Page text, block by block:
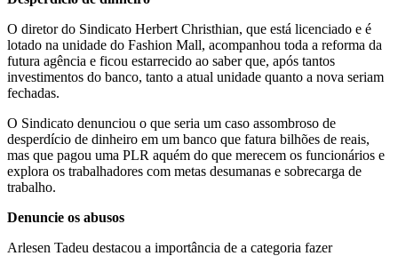
O diretor do Sindicato Herbert Christhian, que está licenciado e é
lotado na unidade do Fashion Mall, acompanhou toda a reforma da
futura agência e ficou estarrecido ao saber que, após tantos
investimentos do banco, tanto a atual unidade quanto a nova seriam
fechadas.
O Sindicato denunciou o que seria um caso assombroso de
desperdício de dinheiro em um banco que fatura bilhões de reais,
mas que pagou uma PLR aquém do que merecem os funcionários e
explora os trabalhadores com metas desumanas e sobrecarga de
trabalho.
Denuncie os abusos
Arlesen Tadeu destacou a importância de a categoria fazer